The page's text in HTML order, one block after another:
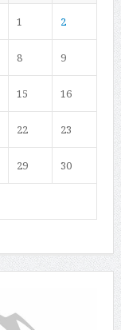
1 2
8 9
15 16
22 23
29 30